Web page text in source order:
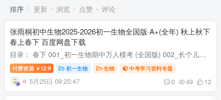
排序
更新 浏览 点赞 评论
张雨桐初中生物2025-2026初一生物全国版·A+(全年) 秋上秋下
春上春下 百度网盘下载
目录： 春下 001_初一生物期中万人模考 (全国版) 002_长个儿不能全靠钙? 003_吃下去的肉去哪了? 004_身体里的净化器 002_初一生物培训班学习用书-春下-全国版A加-讲义1-正文.pdf 003_初一生物培...
付费资源 ￥ 12.9 初一生物 生物 中考学习资料专题
5月25日 09:25:47 0 49 12